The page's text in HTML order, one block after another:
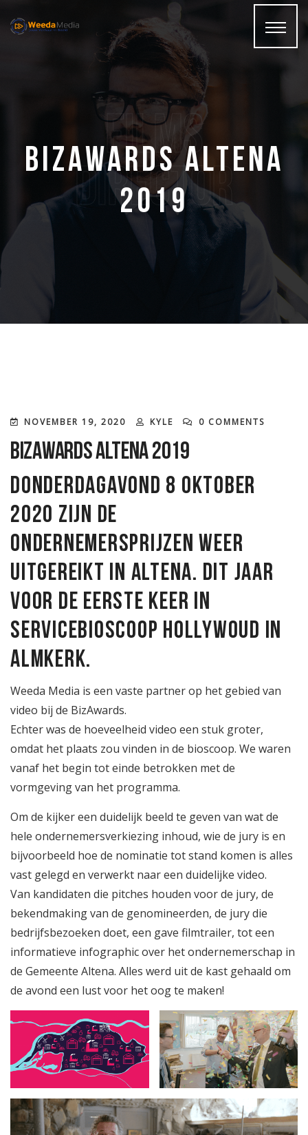
films
Director
BizAwards Altena
2019
NOVEMBER 19, 2020 KYLE 0 COMMENTS
BizAwards Altena 2019
Donderdagavond 8 oktober
2020 zijn de
ondernemersprijzen weer
uitgereikt in Altena. Dit jaar
voor de eerste keer in
Servicebioscoop Hollywoud in
Almkerk.
Weeda Media is een vaste partner op het gebied van
video bij de BizAwards.
Echter was de hoeveelheid video een stuk groter,
omdat het plaats zou vinden in de bioscoop. We waren
vanaf het begin tot einde betrokken met de
vormgeving van het programma.
Om de kijker een duidelijk beeld te geven van wat de
hele ondernemersverkiezing inhoud, wie de jury is en
bijvoorbeeld hoe de nominatie tot stand komen is alles
vast gelegd en verwerkt naar een duidelijke video.
Van kandidaten die pitches houden voor de jury, de
bekendmaking van de genomineerden, de jury die
bedrijfsbezoeken doet, een gave filmtrailer, tot een
informatieve infographic over het ondernemerschap in
de Gemeente Altena. Alles werd uit de kast gehaald om
de avond een lust voor het oog te maken!